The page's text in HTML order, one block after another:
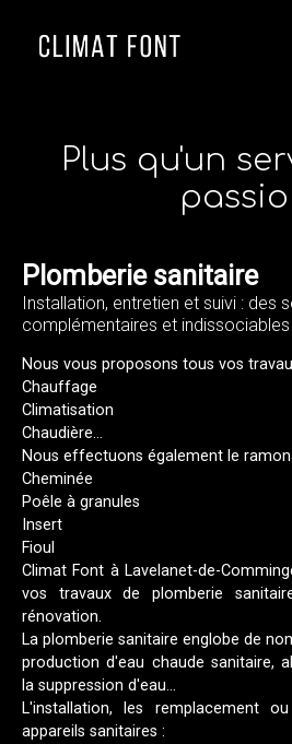
Plus qu'un
Plomberie sanitaire
Installation, entretien et suivi : des
complémentaires et
Nous vous proposons tous vos
Chauffage
Climatisation
Chaudière...
Nous effectuons également le
Cheminée
Poêle à granules
Insert
Fioul
Climat Font à Lavelanet-de-
vos travaux de plomberie
rénovation.
La plomberie sanitaire englobe de
production d'eau chaude sanitaire,
la suppression d'eau...
L'installation, les remplacement
appareils sanitaires :